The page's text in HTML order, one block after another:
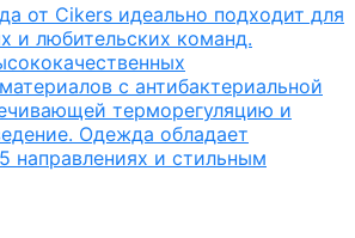
от Cikers идеально подходит для
и любительских команд.
с антибактериальной
терморегуляцию и
Одежда обладает
направлениях и стильным